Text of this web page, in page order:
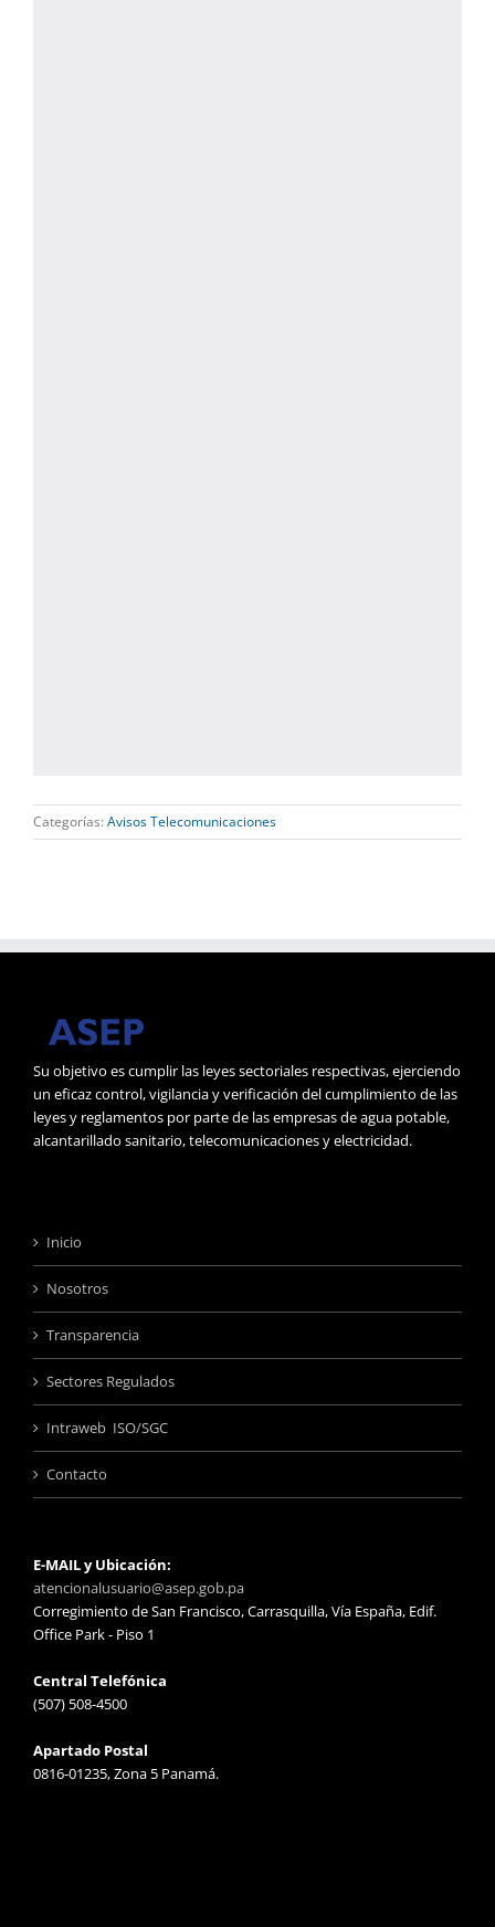
Categorías: Avisos Telecomunicaciones
Su objetivo es cumplir las leyes sectoriales respectivas, ejerciendo
un eficaz control, vigilancia y verificación del cumplimiento de las
leyes y reglamentos por parte de las empresas de agua potable,
alcantarillado sanitario, telecomunicaciones y electricidad.
Inicio
Nosotros
Transparencia
Sectores Regulados
Intraweb ISO/SGC
Contacto
E-MAIL y Ubicación:
atencionalusuario@asep.gob.pa
Corregimiento de San Francisco, Carrasquilla, Vía España, Edif.
Office Park - Piso 1
Central Telefónica
(507) 508-4500
Apartado Postal
0816-01235, Zona 5 Panamá.